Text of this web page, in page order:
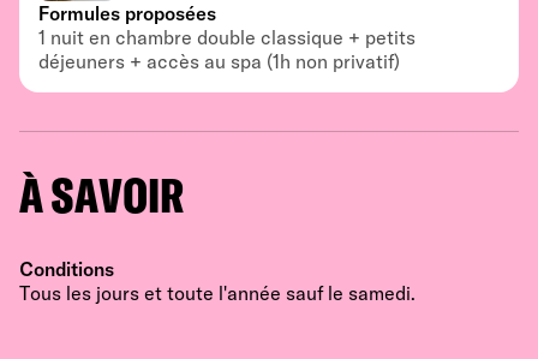
Formules proposées
1 nuit en chambre double classique + petits
déjeuners + accès au spa (1h non privatif)
À SAVOIR
Conditions
Tous les jours et toute l'année sauf le samedi.